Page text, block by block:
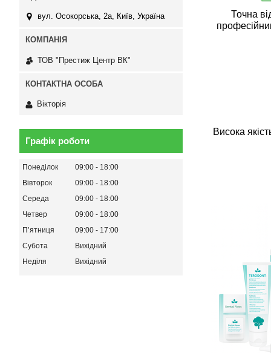
Точна
Висока
вул. Осокорська, 2а, Київ, Україна
ТОВ "Престиж Центр ВК"
Вікторія
Графік роботи
Понеділок 09:00
18:00
Вівторок
09:00
18:00
Середа
09:00
18:00
Четвер
09:00
18:00
Пʼятниця
09:00
17:00
Субота
Вихідний
Неділя
Вихідний